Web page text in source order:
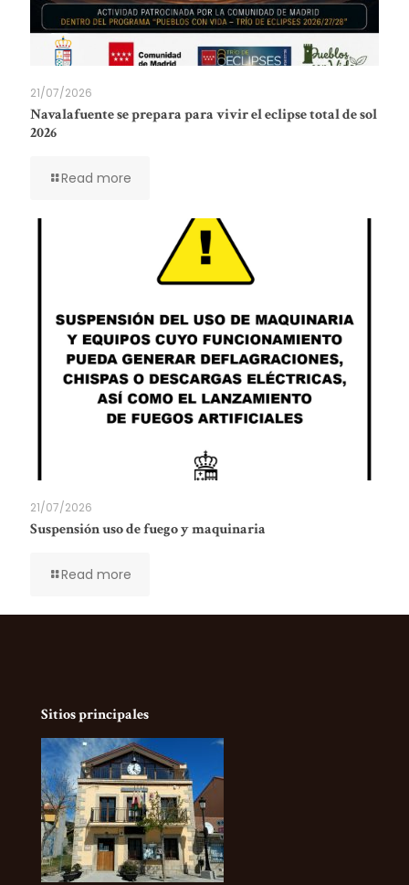
21/07/2026
Navalafuente se prepara para vivir el eclipse total de sol
2026
Read more
21/07/2026
Suspensión uso de fuego y maquinaria
Read more
Sitios principales